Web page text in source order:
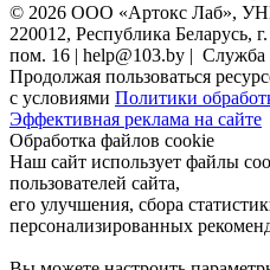
© 2026 ООО «Артокс Лаб»,
220012, Республика Беларусь,
пом. 16 | help@103.by | Служба
Продолжая пользоваться
с условиями Политики
Эффективная реклама на сайте
Обработка файлов cookie
Наш сайт использует файлы
пользователей сайта,
его улучшения, сбора
персонализированных